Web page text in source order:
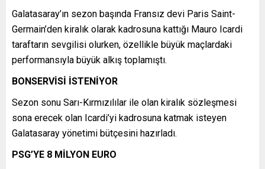
Galatasaray’ın sezon başında Fransız devi Paris Saint-
Germain’den kiralık olarak kadrosuna kattığı Mauro Icardi
taraftarın sevgilisi olurken, özellikle büyük maçlardaki
performansıyla büyük alkış toplamıştı.
BONSERVİSİ İSTENİYOR
Sezon sonu Sarı-Kırmızılılar ile olan kiralık sözleşmesi
sona erecek olan Icardi’yi kadrosuna katmak isteyen
Galatasaray yönetimi bütçesini hazırladı.
PSG’YE 8 MİLYON EURO